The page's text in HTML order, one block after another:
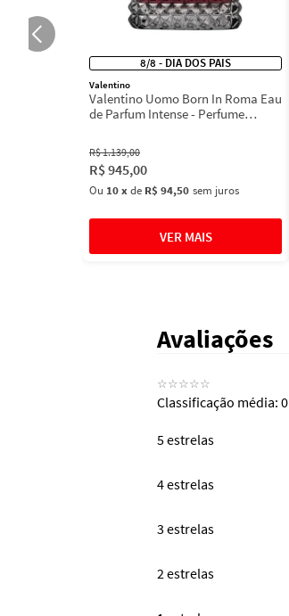
8/8 - DIA DOS PAIS
Valentino
Valentino Uomo Born In Roma Eau
de Parfum Intense - Perfume
R$1.139,00
R$945,00
Ou 10xde R$ 94,50 sem juros
Avaliações
☆☆☆☆☆
Classificação média: 0
5 estrelas
4 estrelas
3 estrelas
2 estrelas